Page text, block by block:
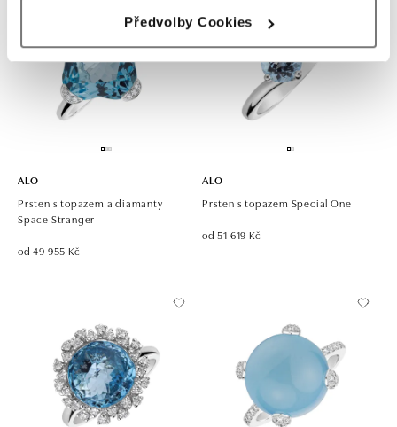
Předvolby Cookies
ALO
Prsten s topazem a diamanty
Space Stranger
od 49 955 Kč
ALO
Prsten s topazem Special One
od 51 619 Kč